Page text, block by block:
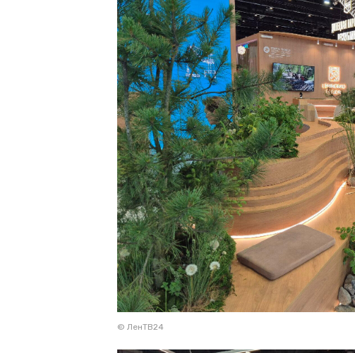
© ЛенТВ24